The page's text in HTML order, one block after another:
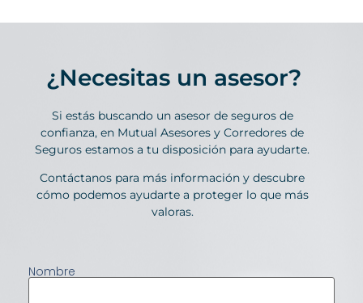
¿Necesitas un asesor?
Si estás buscando un asesor de seguros de
confianza, en Mutual Asesores y Corredores de
Seguros estamos a tu disposición para ayudarte.
Contáctanos para más información y descubre
cómo podemos ayudarte a proteger lo que más
valoras.
Nombre